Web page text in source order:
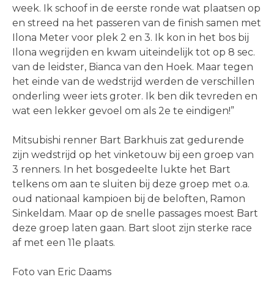
week. Ik schoof in de eerste ronde wat plaatsen op
en streed na het passeren van de finish samen met
Ilona Meter voor plek 2 en 3. Ik kon in het bos bij
Ilona wegrijden en kwam uiteindelijk tot op 8 sec.
van de leidster, Bianca van den Hoek. Maar tegen
het einde van de wedstrijd werden de verschillen
onderling weer iets groter. Ik ben dik tevreden en
wat een lekker gevoel om als 2e te eindigen!”
Mitsubishi renner Bart Barkhuis zat gedurende
zijn wedstrijd op het vinketouw bij een groep van
3 renners. In het bosgedeelte lukte het Bart
telkens om aan te sluiten bij deze groep met o.a.
oud nationaal kampioen bij de beloften, Ramon
Sinkeldam. Maar op de snelle passages moest Bart
deze groep laten gaan. Bart sloot zijn sterke race
af met een 11e plaats.
Foto van Eric Daams